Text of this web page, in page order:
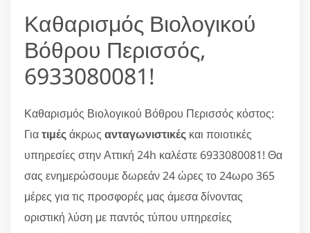
Καθαρισμός Βιολογικού
Βόθρου Περισσός,
6933080081!
Καθαρισμός Βιολογικού Βόθρου Περισσός κόστος:
Γιατιμέςάκρως ανταγωνιστικές και ποιοτικές
υπηρεσίες στην Αττική 24h καλέστε 6933080081! Θα
σας ενημερώσουμε δωρεάν 24 ώρες το 24ωρο 365
μέρες για τις προσφορές μας άμεσα δίνοντας
οριστική λύση με παντός τύπου υπηρεσίες